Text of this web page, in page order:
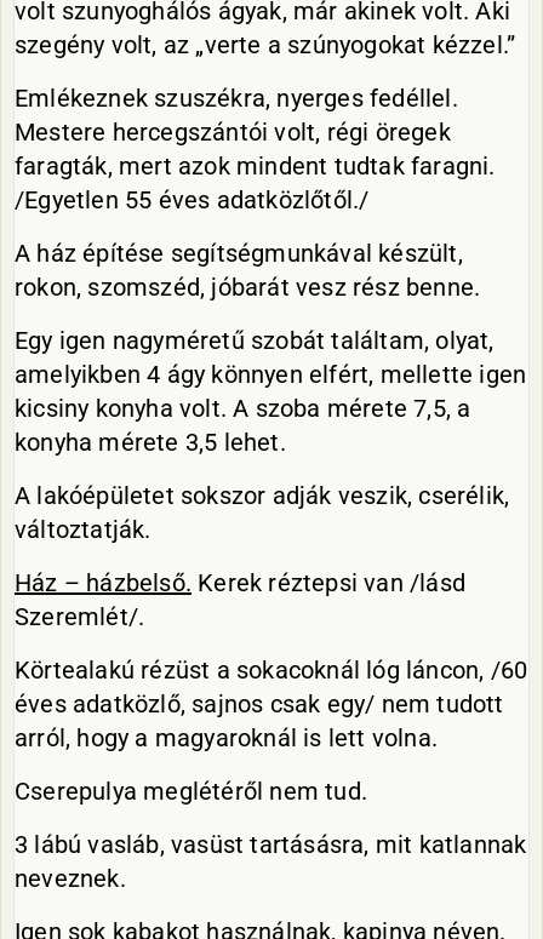
volt szunyoghálós ágyak, már akinek volt. Aki
szegény volt, az „verte a szúnyogokat kézzel.”
Emlékeznek szuszékra, nyerges fedéllel.
Mestere hercegszántói volt, régi öregek
faragták, mert azok mindent tudtak faragni.
/Egyetlen 55 éves adatközlőtől./
A ház építése segítségmunkával készült,
rokon, szomszéd, jóbarát vesz rész benne.
Egy igen nagyméretű szobát találtam, olyat,
amelyikben 4 ágy könnyen elfért, mellette igen
kicsiny konyha volt. A szoba mérete 7,5, a
konyha mérete 3,5 lehet.
A lakóépületet sokszor adják veszik, cserélik,
változtatják.
Ház – házbelső. Kerek réztepsi van /lásd
Szeremlét/.
Körtealakú rézüst a sokacoknál lóg láncon, /60
éves adatközlő, sajnos csak egy/ nem tudott
arról, hogy a magyaroknál is lett volna.
Cserepulya meglétéről nem tud.
3 lábú vasláb, vasüst tartásásra, mit katlannak
neveznek.
Igen sok kabakot használnak, kapinya néven.